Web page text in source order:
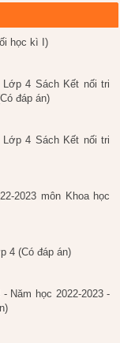
học kì I)
4 Sách Kết nối tri
đáp án)
4 Sách Kết nối tri
2023 môn Khoa học
4 (Có đáp án)
Năm học 2022-2023 -